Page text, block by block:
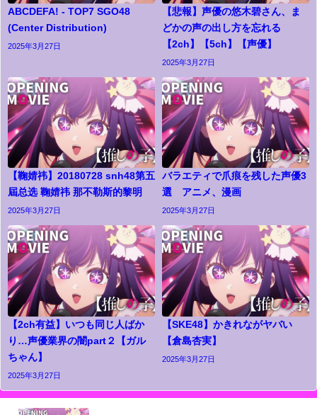
ABCDEFA! - TOP7 SGO48
(Center Distribution)
2025年3月27日
【悲報】声優の悠木碧さん、ま
どかの声の出し方を忘れる
【2ch】【5ch】【声優】
2025年3月27日
【鞠婧祎】20180728 snh48第五
屆总选 鞠婧祎 那不勒斯的黎明
2025年3月27日
バラエティで爪痕を残した声優3
選 アニメ、漫画
2025年3月27日
【2ch有益】いつも同じ人ばか
り…声優業界の闇part２【ガル
ちゃん】
2025年3月27日
【SKE48】かきれながヤバい
【倉島杏実】
2025年3月27日